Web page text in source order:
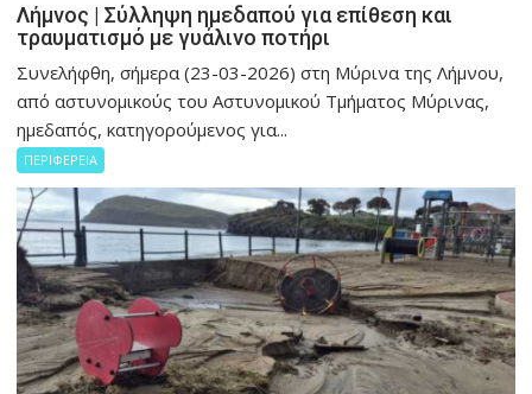
Λήμνος | Σύλληψη ημεδαπού για επίθεση και
τραυματισμό με γυάλινο ποτήρι
Συνελήφθη, σήμερα (23-03-2026) στη Μύρινα της Λήμνου,
από αστυνομικούς του Αστυνομικού Τμήματος Μύρινας,
ημεδαπός, κατηγορούμενος για...
ΠΕΡΙΦΕΡΕΙΑ